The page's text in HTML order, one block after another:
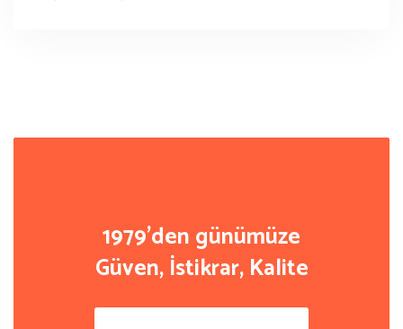
1979'den günümüze
Güven, İstikrar, Kalite